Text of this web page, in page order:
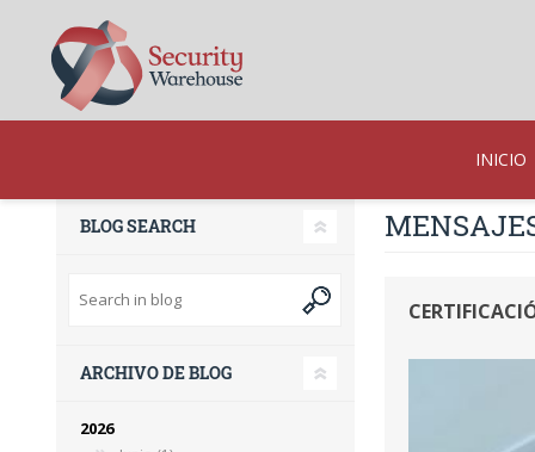
INICIO
BLOG SEARCH
ARCHIVO DE BLOG
2026